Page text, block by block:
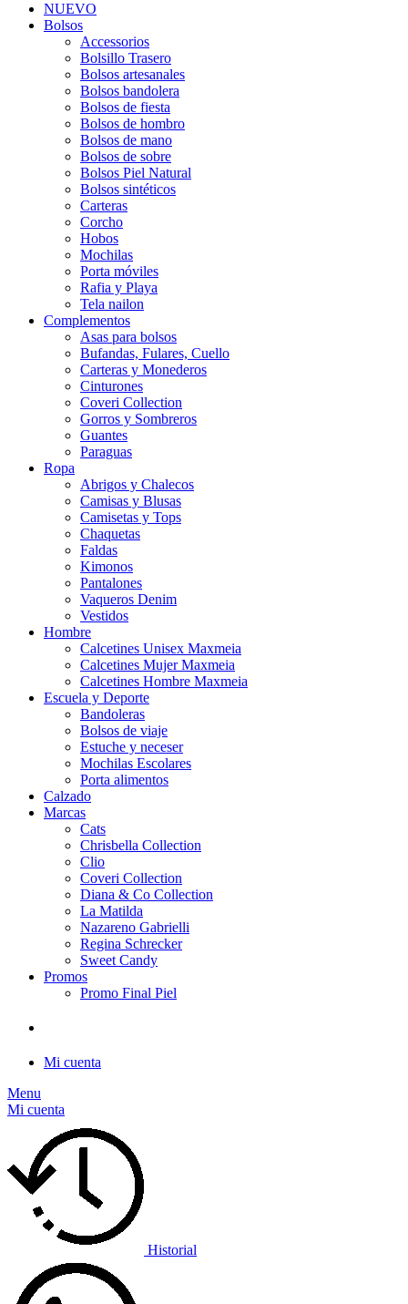
NUEVO
Bolsos
Accessorios
Bolsillo Trasero
Bolsos artesanales
Bolsos bandolera
Bolsos de fiesta
Bolsos de hombro
Bolsos de mano
Bolsos de sobre
Bolsos Piel Natural
Bolsos sintéticos
Carteras
Corcho
Hobos
Mochilas
Porta móviles
Rafia y Playa
Tela nailon
Complementos
Asas para bolsos
Bufandas, Fulares, Cuello
Carteras y Monederos
Cinturones
Coveri Collection
Gorros y Sombreros
Guantes
Paraguas
Ropa
Abrigos y Chalecos
Camisas y Blusas
Camisetas y Tops
Chaquetas
Faldas
Kimonos
Pantalones
Vaqueros Denim
Vestidos
Hombre
Calcetines Unisex Maxmeia
Calcetines Mujer Maxmeia
Calcetines Hombre Maxmeia
Escuela y Deporte
Bandoleras
Bolsos de viaje
Estuche y neceser
Mochilas Escolares
Porta alimentos
Calzado
Marcas
Cats
Chrisbella Collection
Clio
Coveri Collection
Diana & Co Collection
La Matilda
Nazareno Gabrielli
Regina Schrecker
Sweet Candy
Promos
Promo Final Piel
Mi cuenta
Menu
Mi cuenta
Historial